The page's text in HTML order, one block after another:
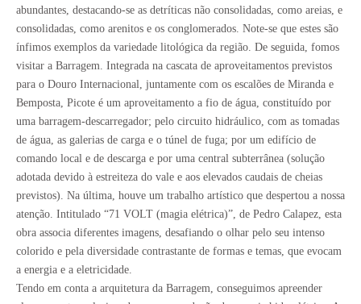
abundantes, destacando-se as detríticas não consolidadas, como areias, e
consolidadas, como arenitos e os conglomerados. Note-se que estes são
ínfimos exemplos da variedade litológica da região. De seguida, fomos
visitar a Barragem. Integrada na cascata de aproveitamentos previstos
para o Douro Internacional, juntamente com os escalões de Miranda e
Bemposta, Picote é um aproveitamento a fio de água, constituído por
uma barragem-descarregador; pelo circuito hidráulico, com as tomadas
de água, as galerias de carga e o túnel de fuga; por um edifício de
comando local e de descarga e por uma central subterrânea (solução
adotada devido à estreiteza do vale e aos elevados caudais de cheias
previstos). Na última, houve um trabalho artístico que despertou a nossa
atenção. Intitulado “71 VOLT (magia elétrica)”, de Pedro Calapez, esta
obra associa diferentes imagens, desafiando o olhar pelo seu intenso
colorido e pela diversidade contrastante de formas e temas, que evocam
a energia e a eletricidade.
Tendo em conta a arquitetura da Barragem, conseguimos apreender